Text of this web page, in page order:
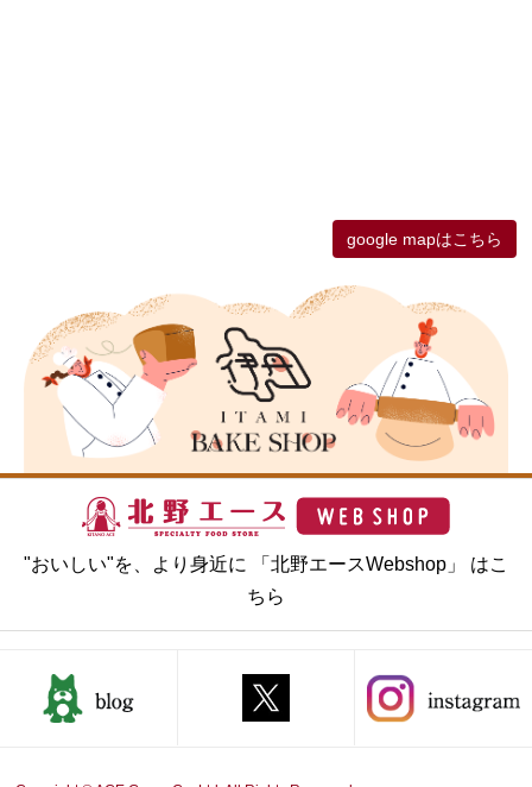
google mapはこちら
"おいしい"を、より身近に 「北野エースWebshop」 はこ
ちら